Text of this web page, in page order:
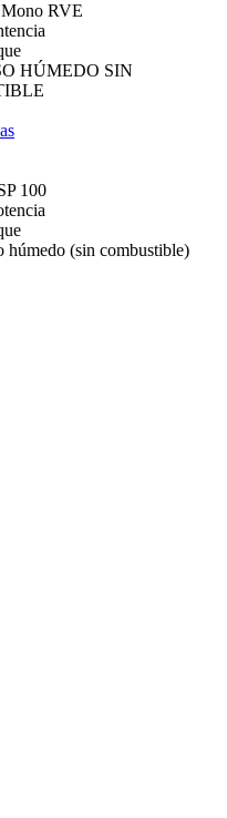
RVE
HÚMEDO SIN
100
húmedo (sin combustible)